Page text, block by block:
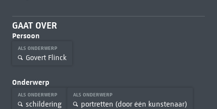
GAAT OVER
Persoon
ALS ONDERWERP
Govert Flinck
Onderwerp
ALS ONDERWERP
schildering
ALS ONDERWERP
portretten (door één kunstenaar)